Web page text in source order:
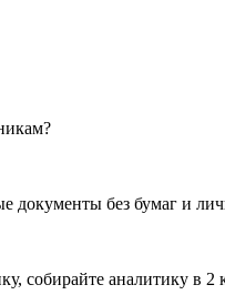
документы без бумаг и
собирайте аналитику в 2